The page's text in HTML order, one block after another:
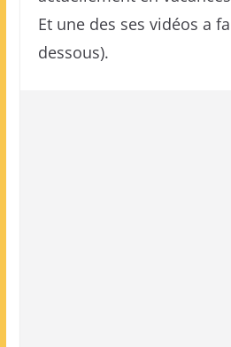
Et une des ses vidéos a
dessous).